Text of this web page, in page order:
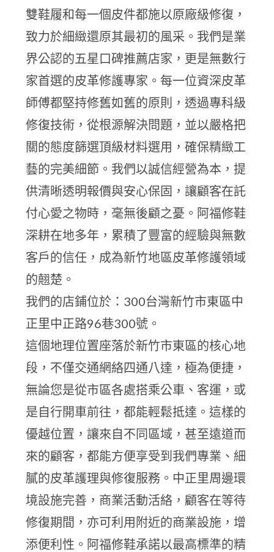
雙鞋履和每一個皮件都施以原廠級修復，
致力於細緻還原其最初的風采。我們是業
界公認的五星口碑推薦店家，更是無數行
家首選的皮革修護專家。每一位資深皮革
師傅都堅持修舊如舊的原則，透過專科級
修復技術，從根源解決問題，並以嚴格把
關的態度篩選頂級材料選用，確保精緻工
藝的完美細節。我們以誠信經營為本，提
供清晰透明報價與安心保固，讓顧客在託
付心愛之物時，毫無後顧之憂。阿福修鞋
深耕在地多年，累積了豐富的經驗與無數
客戶的信任，成為新竹地區皮革修護領域
的翹楚。
我們的店鋪位於：300台灣新竹市東區中
正里中正路96巷300號。
這個地理位置座落於新竹市東區的核心地
段，不僅交通網絡四通八達，極為便捷，
無論您是從市區各處搭乘公車、客運，或
是自行開車前往，都能輕鬆抵達。這樣的
優越位置，讓來自不同區域，甚至遠道而
來的顧客，都能方便享受到我們專業、細
膩的皮革護理與修復服務。中正里周邊環
境設施完善，商業活動活絡，顧客在等待
修復期間，亦可利用附近的商業設施，增
添便利性。阿福修鞋承諾以最高標準的精